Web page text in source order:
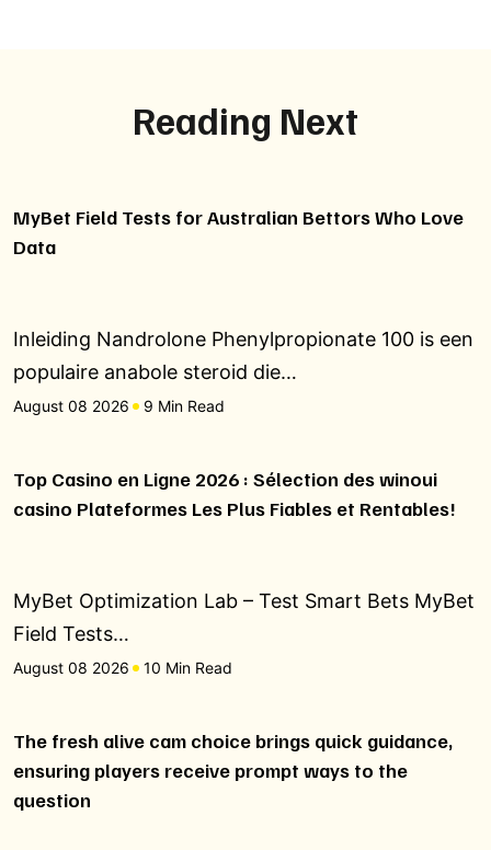
Reading Next
MyBet Field Tests for Australian Bettors Who Love
Data
Inleiding Nandrolone Phenylpropionate 100 is een
populaire anabole steroid die…
August 08 2026 9 Min Read
Top Casino en Ligne 2026 : Sélection des winoui
casino Plateformes Les Plus Fiables et Rentables!
MyBet Optimization Lab – Test Smart Bets MyBet
Field Tests…
August 08 2026 10 Min Read
The fresh alive cam choice brings quick guidance,
ensuring players receive prompt ways to the
question